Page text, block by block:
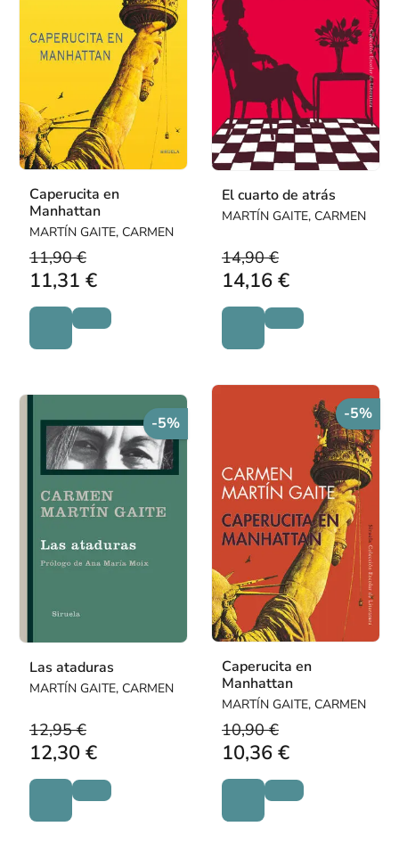
Caperucita en
Manhattan
MARTÍN GAITE, CARMEN
11,90 €
11,31 €
El cuarto de atrás
MARTÍN GAITE, CARMEN
14,90 €
14,16 €
-5%
Las ataduras
MARTÍN GAITE, CARMEN
12,95 €
12,30 €
-5%
Caperucita en
Manhattan
MARTÍN GAITE, CARMEN
10,90 €
10,36 €